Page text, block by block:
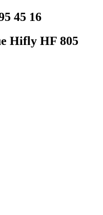
45 16
Hifly HF 805